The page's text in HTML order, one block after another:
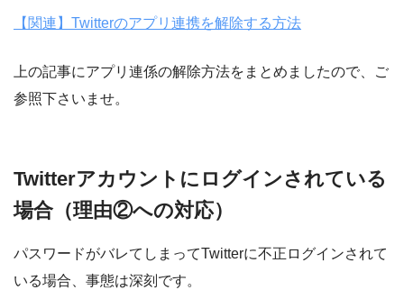
【関連】Twitterのアプリ連携を解除する方法
上の記事にアプリ連係の解除方法をまとめましたので、ご
参照下さいませ。
Twitterアカウントにログインされている
場合（理由②への対応）
パスワードがバレてしまってTwitterに不正ログインされて
いる場合、事態は深刻です。